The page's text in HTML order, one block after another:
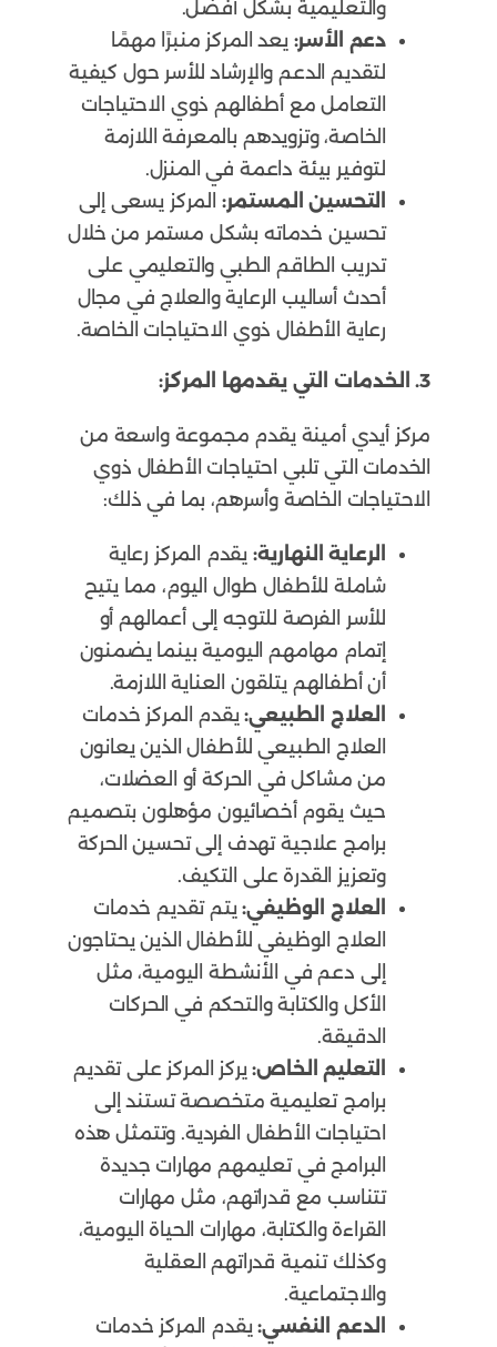
والتعليمية بشكل أفضل.
دعم الأسر: يعد المركز منبرًا مهمًا
لتقديم الدعم والإرشاد للأسر حول كيفية
التعامل مع أطفالهم ذوي الاحتياجات
الخاصة، وتزويدهم بالمعرفة اللازمة
لتوفير بيئة داعمة في المنزل.
التحسين المستمر: المركز يسعى إلى
تحسين خدماته بشكل مستمر من خلال
تدريب الطاقم الطبي والتعليمي على
أحدث أساليب الرعاية والعلاج في مجال
رعاية الأطفال ذوي الاحتياجات الخاصة.
3. الخدمات التي يقدمها المركز:
مركز أيدي أمينة يقدم مجموعة واسعة من
الخدمات التي تلبي احتياجات الأطفال ذوي
الاحتياجات الخاصة وأسرهم، بما في ذلك:
الرعاية النهارية: يقدم المركز رعاية
شاملة للأطفال طوال اليوم، مما يتيح
للأسر الفرصة للتوجه إلى أعمالهم أو
إتمام مهامهم اليومية بينما يضمنون
أن أطفالهم يتلقون العناية اللازمة.
العلاج الطبيعي:يقدم المركز خدمات
العلاج الطبيعي للأطفال الذين يعانون
من مشاكل في الحركة أو العضلات،
حيث يقوم أخصائيون مؤهلون بتصميم
برامج علاجية تهدف إلى تحسين الحركة
وتعزيز القدرة على التكيف.
العلاج الوظيفي:يتم تقديم خدمات
العلاج الوظيفي للأطفال الذين يحتاجون
إلى دعم في الأنشطة اليومية، مثل
الأكل والكتابة والتحكم في الحركات
الدقيقة.
التعليم الخاص:يركز المركز على تقديم
برامج تعليمية متخصصة تستند إلى
احتياجات الأطفال الفردية. وتتمثل هذه
البرامج في تعليمهم مهارات جديدة
تتناسب مع قدراتهم، مثل مهارات
القراءة والكتابة، مهارات الحياة اليومية،
وكذلك تنمية قدراتهم العقلية
والاجتماعية.
الدعم النفسي:يقدم المركز خدمات